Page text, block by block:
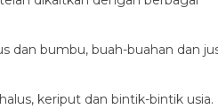
dan bumbu, buah-buahan dan
keriput dan bintik-bintik usia.